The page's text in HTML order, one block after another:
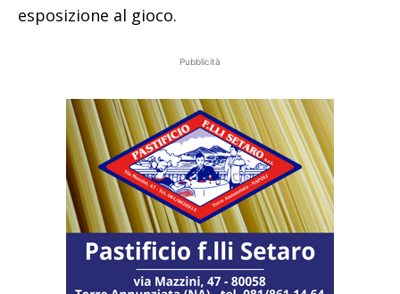
esposizione al gioco.
Pubblicità